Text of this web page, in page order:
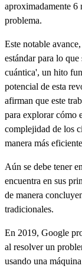
aproximadamente 6
problema.
Este notable
estándar para lo
cuántica', un hito
potencial de esta
afirman que este
para explorar cómo
complejidad de los
manera más
Aún se debe tener
encuentra en sus
de manera
tradicionales.
En 2019, Google
al resolver un
usando una